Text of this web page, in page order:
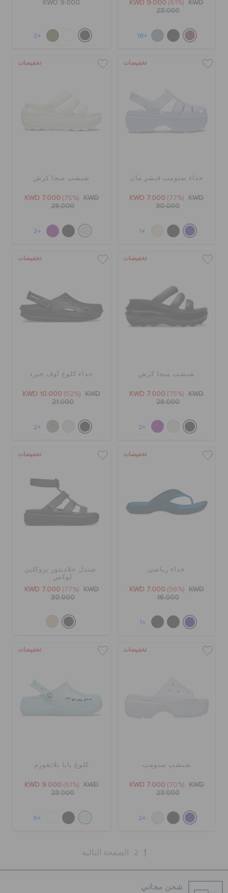
KWD 9.000 (61%)
KWD
23.000
+18
KWD 9.000
+2
تخفيضات
حذاء ستومب فيشر مان
KWD 7.000 (77%)
KWD
30.000
+1
تخفيضات
شبشب ميجا كرش
KWD 7.000 (75%)
KWD
28.000
+2
تخفيضات
شبشب ميجا كرش
KWD 7.000 (75%)
KWD
28.000
+2
تخفيضات
حذاء كلوغ أوف جيرد
KWD 10.000 (52%)
KWD
21.000
+2
تخفيضات
حذاء رياضي
KWD 7.000 (56%)
KWD
16.000
+7
تخفيضات
صندل جلاديتور بروكلين
لوكس
KWD 7.000 (77%)
KWD
30.000
تخفيضات
شبشب ستومب
KWD 7.000 (70%)
KWD
23.000
+2
تخفيضات
كلوغ بايا بلاتفورم
KWD 9.000 (61%)
KWD
23.000
+8
1
2 الصفحة التالية
شحن مجاني